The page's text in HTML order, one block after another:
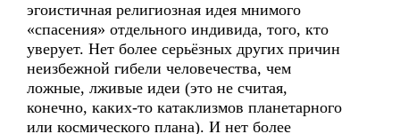
эгоистичная религиозная идея мнимого
«спасения» отдельного индивида, того, кто
уверует. Нет более серьёзных других причин
неизбежной гибели человечества, чем
ложные, лживые идеи (это не считая,
конечно, каких-то катаклизмов планетарного
или космического плана). И нет более